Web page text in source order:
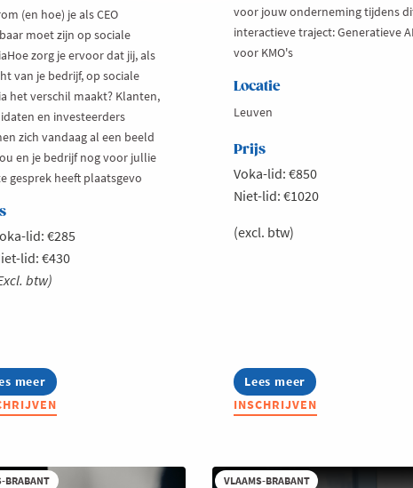
(en hoe) je als CEO
moet zijn op sociale
zorg je ervoor dat jij, als
van je bedrijf, op sociale
het verschil maakt? Klanten,
en investeerders
zich vandaag al een beeld
en je bedrijf nog voor jullie
gesprek heeft plaatsgevo
lid: €285
lid: €430
btw)
meer
voor jouw onderneming tijdens
interactieve traject: Generatieve AI
voor KMO's
Locatie
Leuven
Prijs
Voka-lid: €850
Niet-lid: €1020
(excl. btw)
Lees meer
about
Generatieve
AI
INSCHRIJVEN
BRABANT VLAAMS-BRABANT